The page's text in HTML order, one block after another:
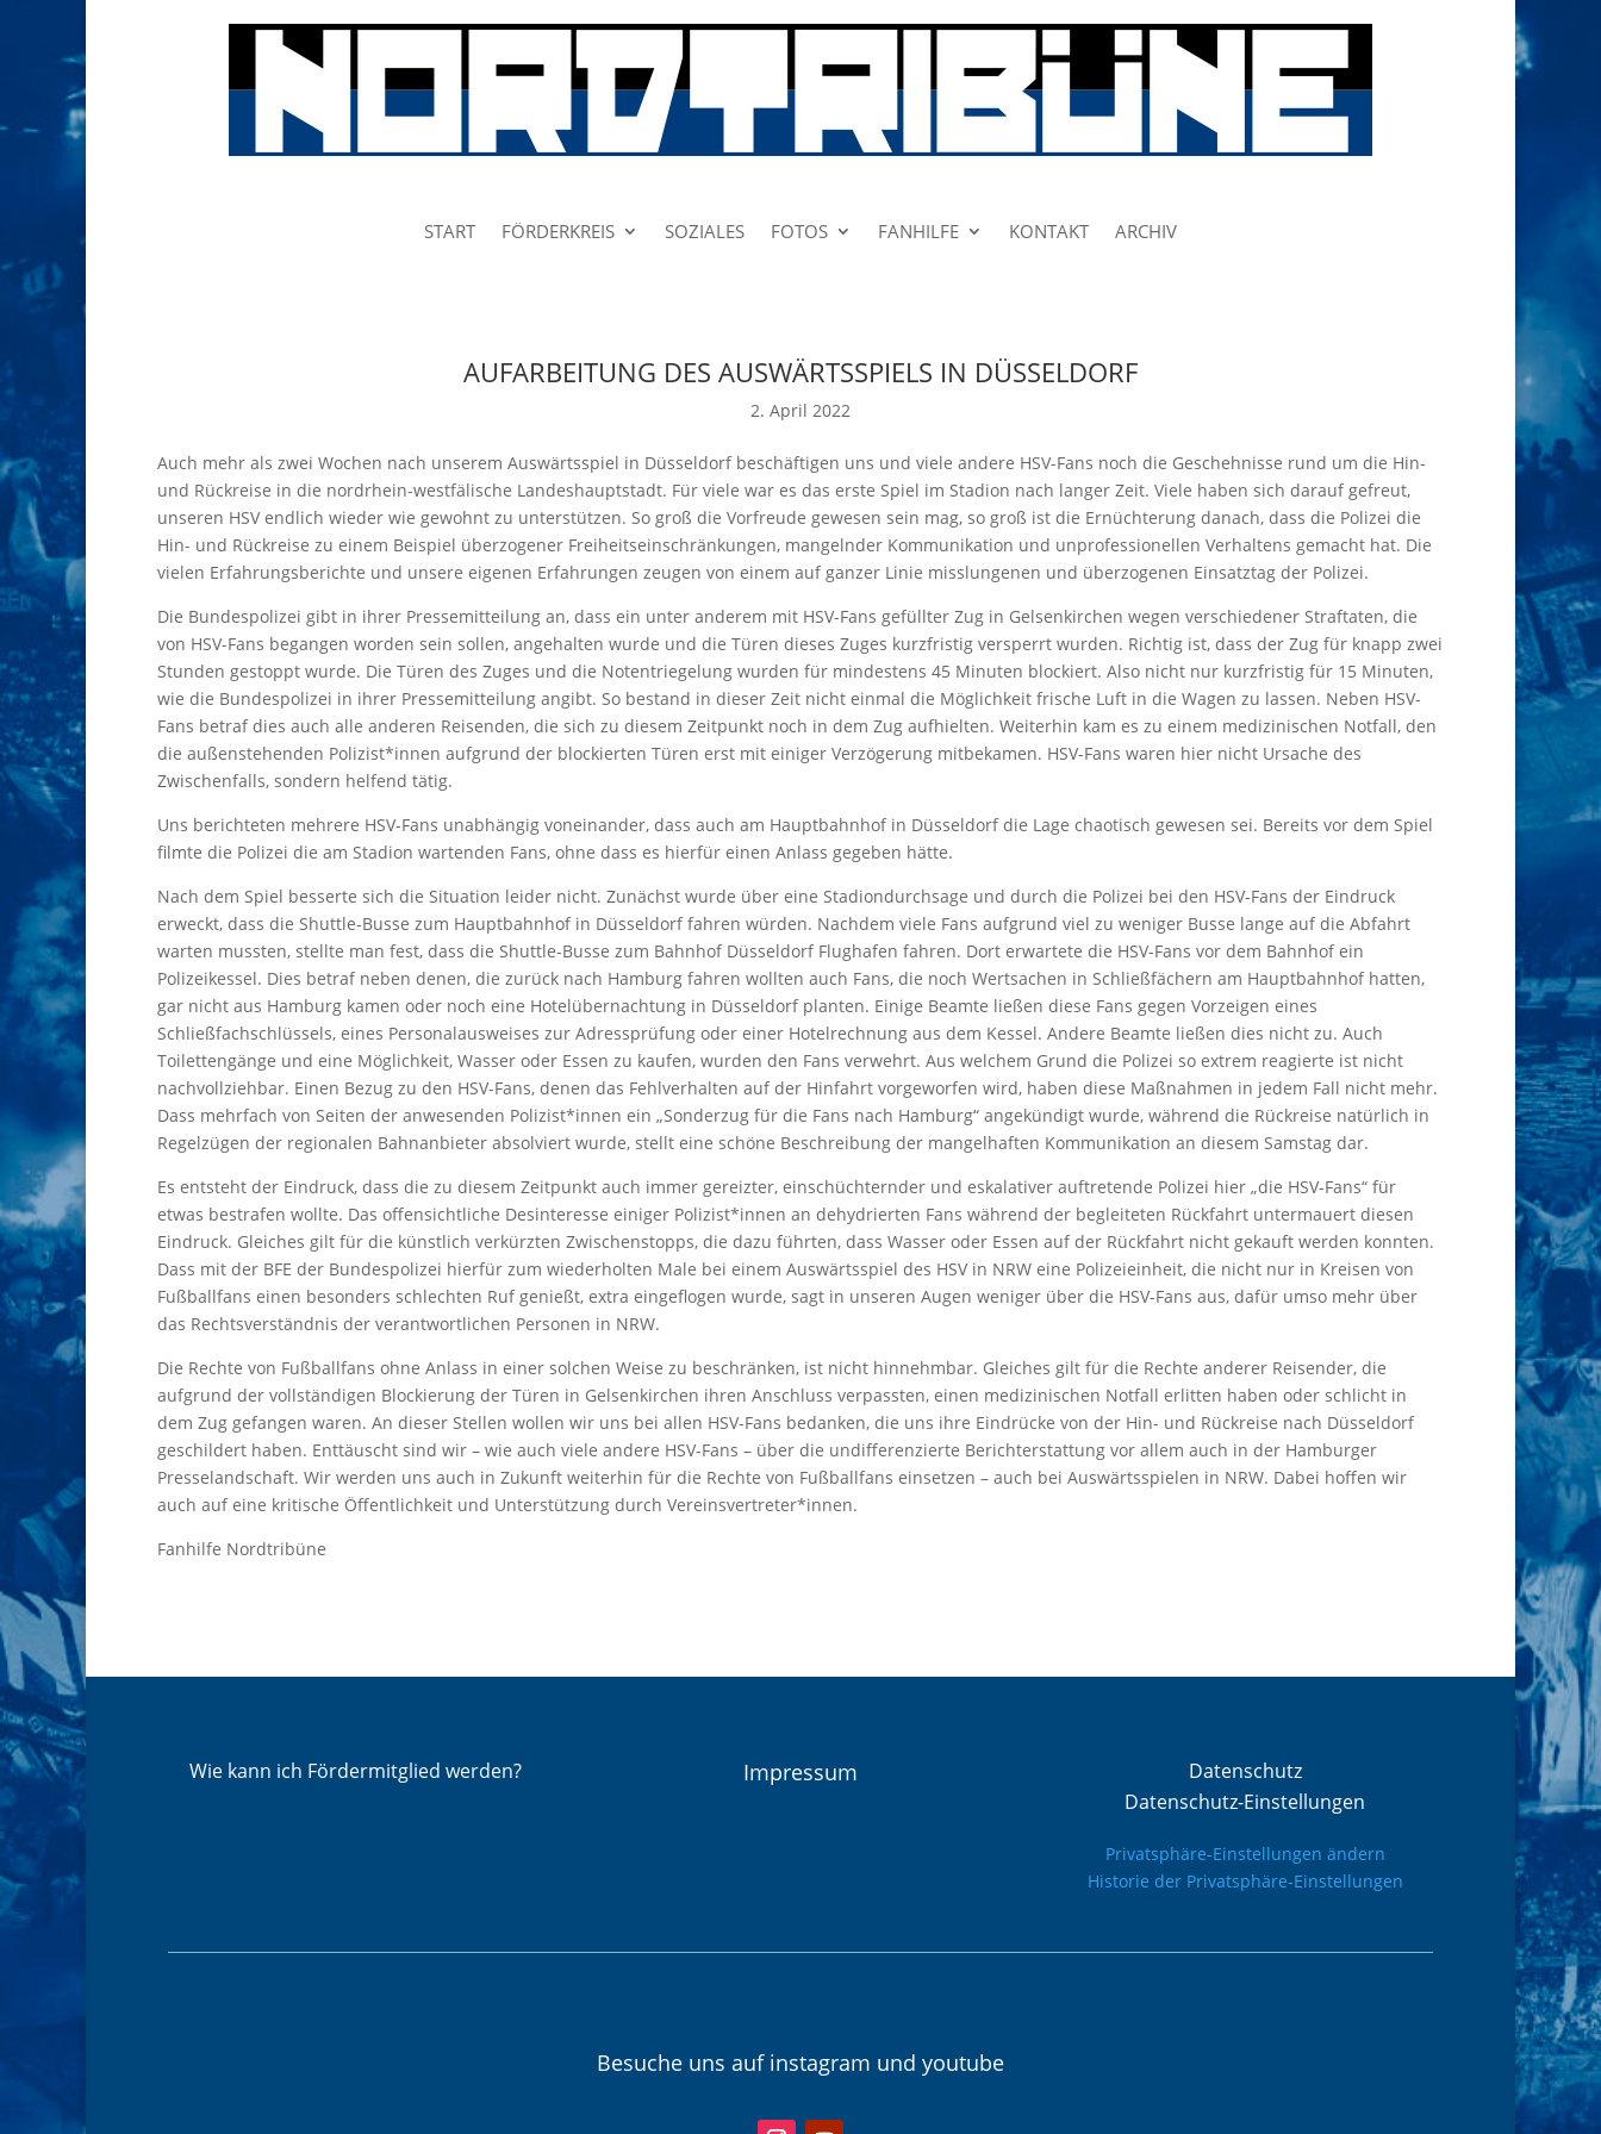
START FÖRDERKREIS SOZIALES FOTOS FANHILFE KONTAKT ARCHIV
AUFARBEITUNG DES AUSWÄRTSSPIELS IN DÜSSELDORF
2. April 2022
Auch mehr als zwei Wochen nach unserem Auswärtsspiel in Düsseldorf beschäftigen uns und viele andere HSV-Fans noch die Geschehnisse rund um die Hin-
und Rückreise in die nordrhein-westfälische Landeshauptstadt. Für viele war es das erste Spiel im Stadion nach langer Zeit. Viele haben sich darauf gefreut,
unseren HSV endlich wieder wie gewohnt zu unterstützen. So groß die Vorfreude gewesen sein mag, so groß ist die Ernüchterung danach, dass die Polizei die
Hin- und Rückreise zu einem Beispiel überzogener Freiheitseinschränkungen, mangelnder Kommunikation und unprofessionellen Verhaltens gemacht hat. Die
vielen Erfahrungsberichte und unsere eigenen Erfahrungen zeugen von einem auf ganzer Linie misslungenen und überzogenen Einsatztag der Polizei.
Die Bundespolizei gibt in ihrer Pressemitteilung an, dass ein unter anderem mit HSV-Fans gefüllter Zug in Gelsenkirchen wegen verschiedener Straftaten, die
von HSV-Fans begangen worden sein sollen, angehalten wurde und die Türen dieses Zuges kurzfristig versperrt wurden. Richtig ist, dass der Zug für knapp zwei
Stunden gestoppt wurde. Die Türen des Zuges und die Notentriegelung wurden für mindestens 45 Minuten blockiert. Also nicht nur kurzfristig für 15 Minuten,
wie die Bundespolizei in ihrer Pressemitteilung angibt. So bestand in dieser Zeit nicht einmal die Möglichkeit frische Luft in die Wagen zu lassen. Neben HSV-
Fans betraf dies auch alle anderen Reisenden, die sich zu diesem Zeitpunkt noch in dem Zug aufhielten. Weiterhin kam es zu einem medizinischen Notfall, den
die außenstehenden Polizist*innen aufgrund der blockierten Türen erst mit einiger Verzögerung mitbekamen. HSV-Fans waren hier nicht Ursache des
Zwischenfalls, sondern helfend tätig.
Uns berichteten mehrere HSV-Fans unabhängig voneinander, dass auch am Hauptbahnhof in Düsseldorf die Lage chaotisch gewesen sei. Bereits vor dem Spiel
filmte die Polizei die am Stadion wartenden Fans, ohne dass es hierfür einen Anlass gegeben hätte.
Nach dem Spiel besserte sich die Situation leider nicht. Zunächst wurde über eine Stadiondurchsage und durch die Polizei bei den HSV-Fans der Eindruck
erweckt, dass die Shuttle-Busse zum Hauptbahnhof in Düsseldorf fahren würden. Nachdem viele Fans aufgrund viel zu weniger Busse lange auf die Abfahrt
warten mussten, stellte man fest, dass die Shuttle-Busse zum Bahnhof Düsseldorf Flughafen fahren. Dort erwartete die HSV-Fans vor dem Bahnhof ein
Polizeikessel. Dies betraf neben denen, die zurück nach Hamburg fahren wollten auch Fans, die noch Wertsachen in Schließfächern am Hauptbahnhof hatten,
gar nicht aus Hamburg kamen oder noch eine Hotelübernachtung in Düsseldorf planten. Einige Beamte ließen diese Fans gegen Vorzeigen eines
Schließfachschlüssels, eines Personalausweises zur Adressprüfung oder einer Hotelrechnung aus dem Kessel. Andere Beamte ließen dies nicht zu. Auch
Toilettengänge und eine Möglichkeit, Wasser oder Essen zu kaufen, wurden den Fans verwehrt. Aus welchem Grund die Polizei so extrem reagierte ist nicht
nachvollziehbar. Einen Bezug zu den HSV-Fans, denen das Fehlverhalten auf der Hinfahrt vorgeworfen wird, haben diese Maßnahmen in jedem Fall nicht mehr.
Dass mehrfach von Seiten der anwesenden Polizist*innen ein „Sonderzug für die Fans nach Hamburg“ angekündigt wurde, während die Rückreise natürlich in
Regelzügen der regionalen Bahnanbieter absolviert wurde, stellt eine schöne Beschreibung der mangelhaften Kommunikation an diesem Samstag dar.
Es entsteht der Eindruck, dass die zu diesem Zeitpunkt auch immer gereizter, einschüchternder und eskalativer auftretende Polizei hier „die HSV-Fans“ für
etwas bestrafen wollte. Das offensichtliche Desinteresse einiger Polizist*innen an dehydrierten Fans während der begleiteten Rückfahrt untermauert diesen
Eindruck. Gleiches gilt für die künstlich verkürzten Zwischenstopps, die dazu führten, dass Wasser oder Essen auf der Rückfahrt nicht gekauft werden konnten.
Dass mit der BFE der Bundespolizei hierfür zum wiederholten Male bei einem Auswärtsspiel des HSV in NRW eine Polizeieinheit, die nicht nur in Kreisen von
Fußballfans einen besonders schlechten Ruf genießt, extra eingeflogen wurde, sagt in unseren Augen weniger über die HSV-Fans aus, dafür umso mehr über
das Rechtsverständnis der verantwortlichen Personen in NRW.
Die Rechte von Fußballfans ohne Anlass in einer solchen Weise zu beschränken, ist nicht hinnehmbar. Gleiches gilt für die Rechte anderer Reisender, die
aufgrund der vollständigen Blockierung der Türen in Gelsenkirchen ihren Anschluss verpassten, einen medizinischen Notfall erlitten haben oder schlicht in
dem Zug gefangen waren. An dieser Stellen wollen wir uns bei allen HSV-Fans bedanken, die uns ihre Eindrücke von der Hin- und Rückreise nach Düsseldorf
geschildert haben. Enttäuscht sind wir – wie auch viele andere HSV-Fans – über die undifferenzierte Berichterstattung vor allem auch in der Hamburger
Presselandschaft. Wir werden uns auch in Zukunft weiterhin für die Rechte von Fußballfans einsetzen – auch bei Auswärtsspielen in NRW. Dabei hoffen wir
auch auf eine kritische Öffentlichkeit und Unterstützung durch Vereinsvertreter*innen.
Fanhilfe Nordtribüne
Wie kann ich Fördermitglied werden? Impressum
Datenschutz
Datenschutz-Einstellungen
Privatsphäre-Einstellungen ändern
Historie der Privatsphäre-Einstellungen
Besuche uns auf instagram und youtube